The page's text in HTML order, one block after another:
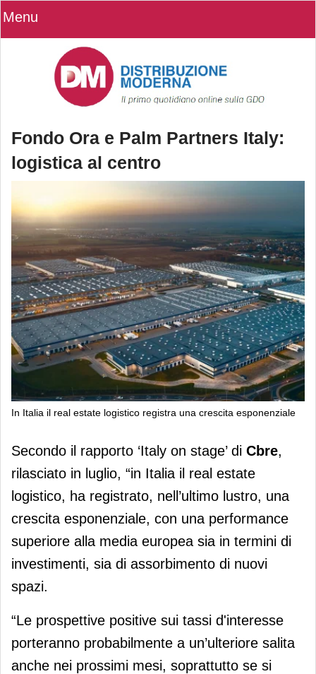
Menu
Fondo Ora e Palm Partners Italy:
logistica al centro
In Italia il real estate logistico registra una crescita esponenziale
Fondo Ora e Palm Partners Italy:
logistica al centro
Secondo il rapporto ‘Italy on stage’ di Cbre,
rilasciato in luglio, “in Italia il real estate
logistico, ha registrato, nell’ultimo lustro, una
crescita esponenziale, con una performance
superiore alla media europea sia in termini di
investimenti, sia di assorbimento di nuovi
spazi.
“Le prospettive positive sui tassi d'interesse
porteranno probabilmente a un’ulteriore salita
anche nei prossimi mesi, soprattutto se si